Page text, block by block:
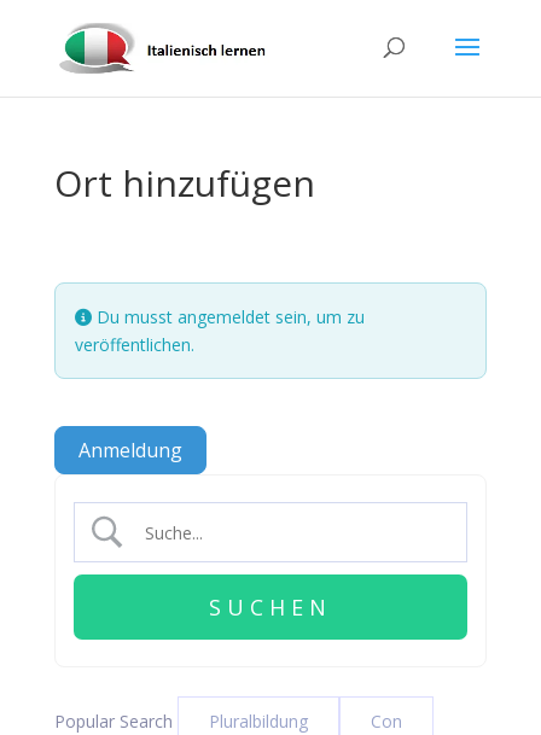
Ort hinzufügen
Du musst angemeldet sein, um zu
veröffentlichen.
Anmeldung
Popular Search Pluralbildung Con